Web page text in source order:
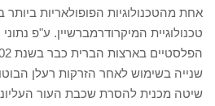
אחת מהטכנולוגיות הפופולאריות
טכנולוגיית המיקרודרמברשיין. ע"פ
שנייה בשימוש לאחר הזרקות רעלן
שיטה מכנית להסרת שכבת העור